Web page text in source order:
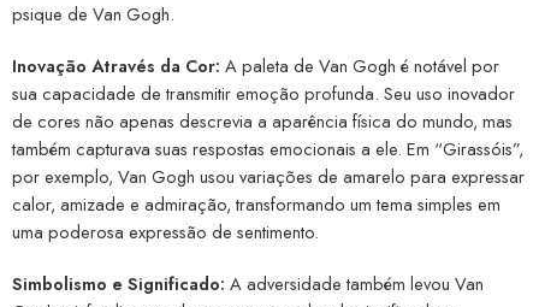
psique de Van Gogh.
Inovação Através da Cor: A paleta de Van Gogh é notável por
sua capacidade de transmitir emoção profunda. Seu uso inovador
de cores não apenas descrevia a aparência física do mundo, mas
também capturava suas respostas emocionais a ele. Em “Girassóis”,
por exemplo, Van Gogh usou variações de amarelo para expressar
calor, amizade e admiração, transformando um tema simples em
uma poderosa expressão de sentimento.
Simbolismo e Significado: A adversidade também levou Van